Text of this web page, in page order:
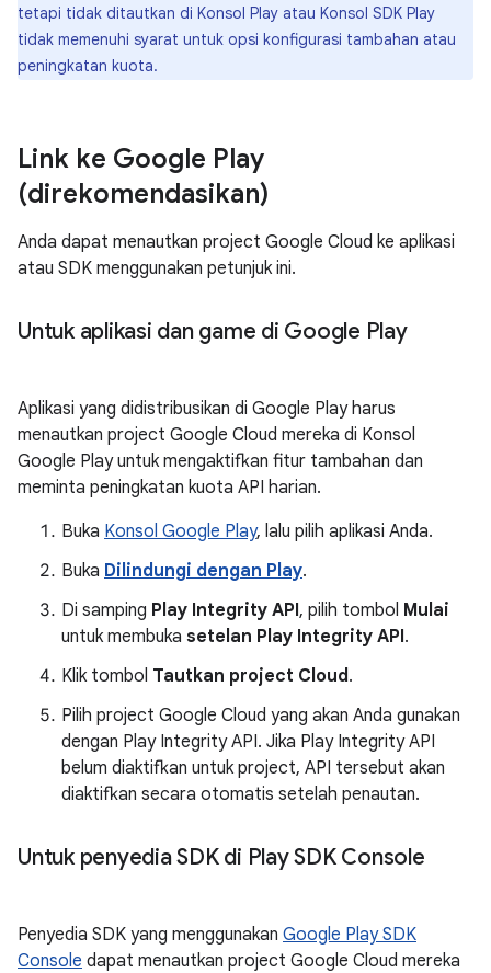
tetapi tidak ditautkan di Konsol Play atau Konsol SDK Play
tidak memenuhi syarat untuk opsi konfigurasi tambahan atau
peningkatan kuota.
Link ke Google Play
(direkomendasikan)
Anda dapat menautkan project Google Cloud ke aplikasi
atau SDK menggunakan petunjuk ini.
Untuk aplikasi dan game di Google Play
Aplikasi yang didistribusikan di Google Play harus
menautkan project Google Cloud mereka di Konsol
Google Play untuk mengaktifkan fitur tambahan dan
meminta peningkatan kuota API harian.
Buka Konsol Google Play, lalu pilih aplikasi Anda.
Buka Dilindungi dengan Play.
Di samping Play Integrity API, pilih tombol Mulai
untuk membuka setelan Play Integrity API.
Klik tombol Tautkan project Cloud.
Pilih project Google Cloud yang akan Anda gunakan
dengan Play Integrity API. Jika Play Integrity API
belum diaktifkan untuk project, API tersebut akan
diaktifkan secara otomatis setelah penautan.
Untuk penyedia SDK di Play SDK Console
Penyedia SDK yang menggunakan Google Play SDK
Console dapat menautkan project Google Cloud mereka